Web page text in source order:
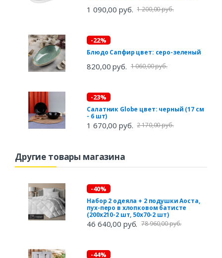
1 090,00 руб. 1 200,00 руб.
-22%
Блюдо Сапфир цвет: серо-зеленый
820,00 руб. 1 060,00 руб.
-23%
Салатник Globe цвет: черный (17 см
- 6 шт)
1 670,00 руб. 2 170,00 руб.
Другие товары магазина
-40%
Набор 2 одеяла + 2 подушки Аоста,
пух-перо в хлопковом батисте
(200х210-2 шт, 50х70-2 шт)
46 640,00 руб. 78 960,00 руб.
-44%